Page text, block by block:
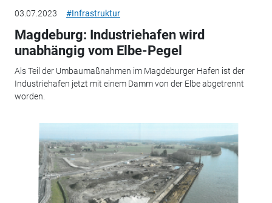
03.07.2023 #Infrastruktur
Magdeburg: Industriehafen wird
unabhängig vom Elbe-Pegel
Als Teil der Umbaumaßnahmen im Magdeburger Hafen ist der
Industriehafen jetzt mit einem Damm von der Elbe abgetrennt
worden.